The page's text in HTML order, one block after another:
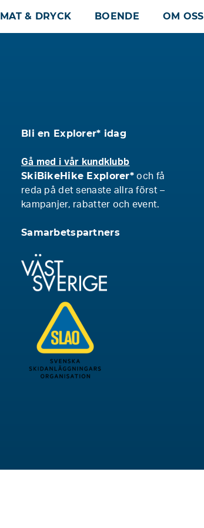
MAT & DRYCK BOENDE OM OSS
Bli en Explorer* idag
Gå med i vår kundklubb
SkiBikeHike Explorer* och få
reda på det senaste allra först –
kampanjer, rabatter och event.
Samarbetspartners